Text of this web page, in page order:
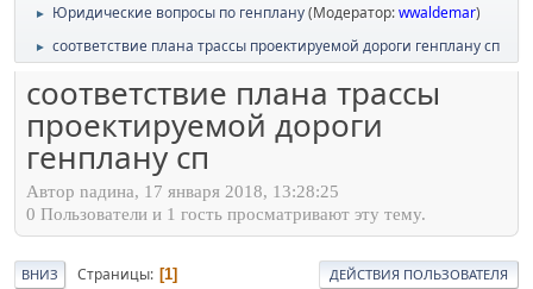
► Юридичеcкие вопросы по генплану(Модератор:wwaldemar)
► соответствие плана трассы проектируемой дороги генплану сп
соответствие плана трассы
проектируемой дороги
генплану сп
Автор naдина, 17 января 2018, 13:28:25
0 Пользователи и 1 гость просматривают эту тему.
ВНИЗ Страницы 1 ДЕЙСТВИЯ ПОЛЬЗОВАТЕЛЯ